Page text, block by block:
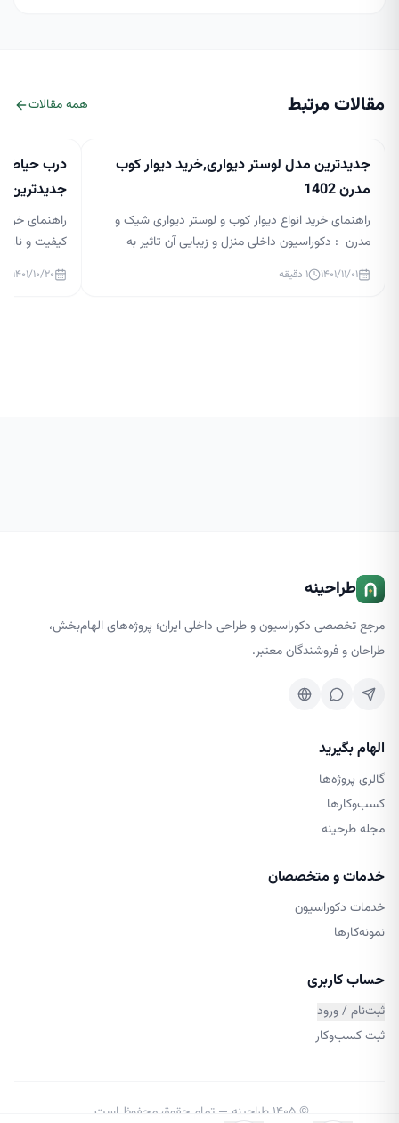
مقالات مرتبط همه مقالات
جدیدترین مدل لوستر دیواری,خرید دیوار کوب
مدرن 1402
راهنمای خرید انواع دیوار کوب و لوستر دیواری شیک و
مدرن : دکوراسیون داخلی منزل و زیبایی آن تاثیر به
سزایی در آرامش افراد آن دارد. نورپردازی در دکوراسیون
داخلی بسیار مهم است و می تواند زیبایی منزل شما را
۱۴۰۱/۱۱/۰۱ ۱ دقیقه
درب حیاط
جدیدترین
راهنمای
کیفیت و
درب حیاط
گذار بر
۱۴۰۱/۱۰/۲۰
طراحینه
مرجع تخصصی دکوراسیون و طراحی داخلی ایران؛ پروژه‌های الهام‌بخش،
طراحان و فروشندگان معتبر.
الهام بگیرید
گالری پروژه‌ها
کسب‌وکارها
مجله طرحینه
خدمات و متخصصان
خدمات دکوراسیون
نمونه‌کارها
حساب کاربری
ثبت‌نام / ورود
ثبت کسب‌وکار
©۱۴۰۵ طراحینه — تمام حقوق محفوظ است.